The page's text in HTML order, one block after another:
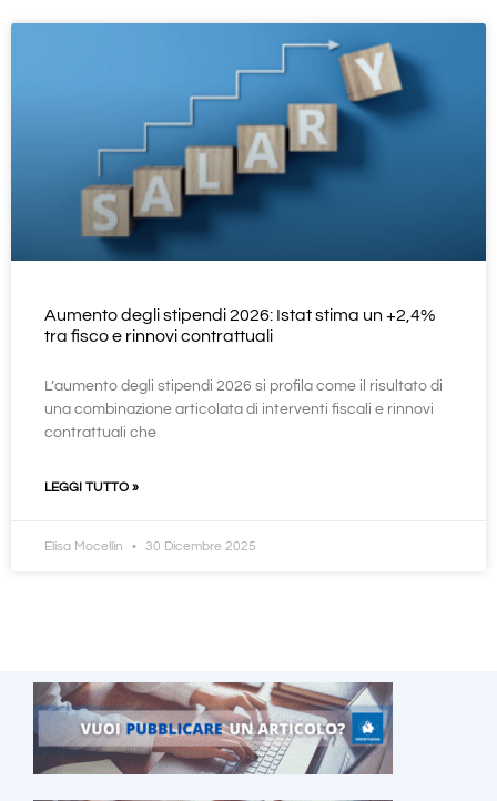
Aumento degli stipendi 2026: Istat stima un +2,4%
tra fisco e rinnovi contrattuali
L’aumento degli stipendi 2026 si profila come il risultato di
una combinazione articolata di interventi fiscali e rinnovi
contrattuali che
LEGGI TUTTO »
Elisa Mocellin 30 Dicembre 2025